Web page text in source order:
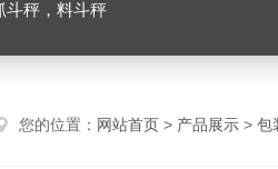
斗秤，料斗秤
您的位置： 网站首页 > 产品展示 > 包